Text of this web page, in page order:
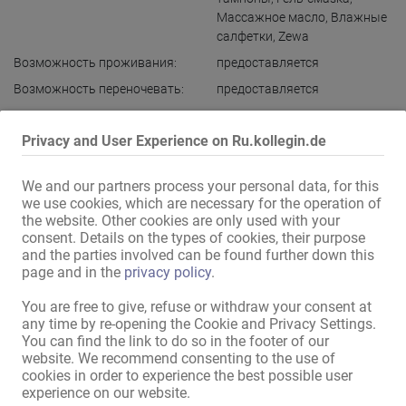
Privacy and User Experience on Ru.kollegin.de
We and our partners process your personal data, for this
we use cookies, which are necessary for the operation of
the website. Other cookies are only used with your
consent. Details on the types of cookies, their purpose
and the parties involved can be found further down this
page and in the privacy policy.
You are free to give, refuse or withdraw your consent at
any time by re-opening the Cookie and Privacy Settings.
You can find the link to do so in the footer of our
website. We recommend consenting to the use of
cookies in order to experience the best possible user
experience on our website.
Массажное масло, Влажные
салфетки, Zewa
Возможность проживания:
предоставляется
Возможность переночевать:
предоставляется
Другие услуги:
Доступны услуги
телефонистки
Адреса - оснащение
Интернет: Доступно подключение
через WLAN
Кухня:
общее пользование
Ванна:
общее пользование
Открытая демонстрация /
Доступ:
неприметное здание
неприметный вход